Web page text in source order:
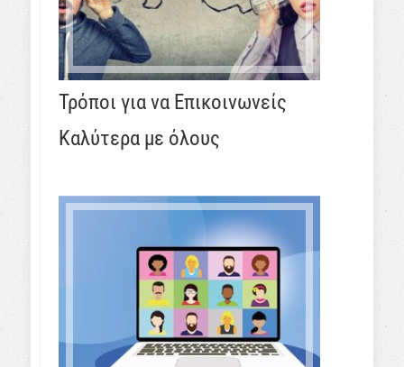
Τρόποι για να Επικοινωνείς
Καλύτερα με όλους